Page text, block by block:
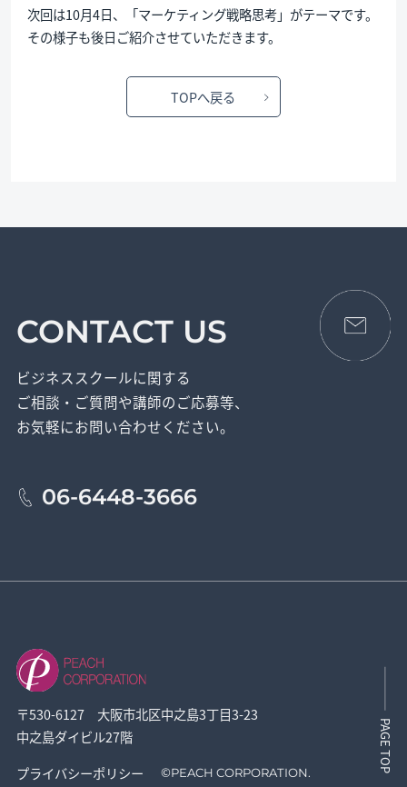
次回は10月4日、「マーケティング戦略思考」がテーマです。
その様子も後日ご紹介させていただきます。
TOPへ戻る
CONTACT US
ビジネススクールに関する
ご相談・ご質問や講師のご応募等、
お気軽にお問い合わせください。
06-6448-3666
〒530-6127 大阪市北区中之島3丁目3-23
中之島ダイビル27階
プライバシーポリシー
©PEACH CORPORATION. PAGE TOP